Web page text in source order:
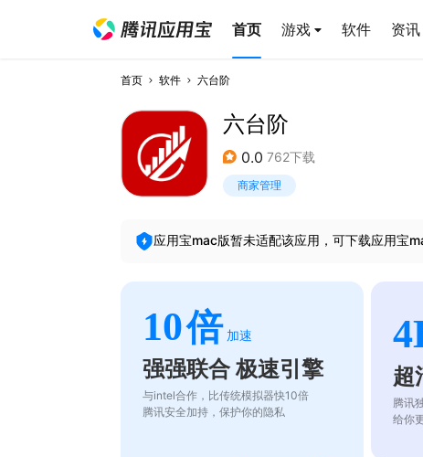
首页 游戏 软件 资讯
首页 软件 六台阶
六台阶
0.0 762下载
商家管理
应用宝mac版暂未适配该应用，可下载应用宝
10倍 加速
强强联合 极速引擎
与intel合作，比传统模拟器快10倍
腾讯安全加持，保护你的隐私
超
腾讯
给你